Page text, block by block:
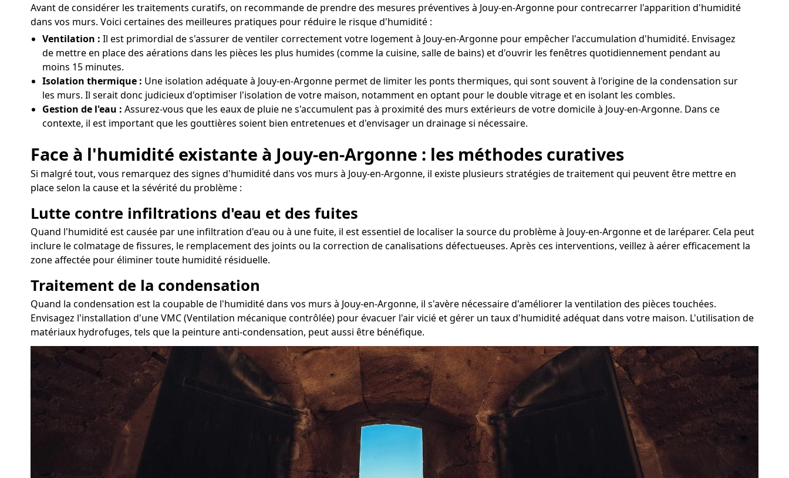
Avant de considérer les traitements curatifs, on recommande de prendre des mesures préventives à Jouy-en-Argonne pour contrecarrer l'apparition d'humidité
dans vos murs. Voici certaines des meilleures pratiques pour réduire le risque d'humidité :
Ventilation : Il est primordial de s'assurer de ventiler correctement votre logement à Jouy-en-Argonne pour empêcher l'accumulation d'humidité. Envisagez
de mettre en place des aérations dans les pièces les plus humides (comme la cuisine, salle de bains) et d'ouvrir les fenêtres quotidiennement pendant au
moins 15 minutes.
Isolation thermique : Une isolation adéquate à Jouy-en-Argonne permet de limiter les ponts thermiques, qui sont souvent à l'origine de la condensation sur
les murs. Il serait donc judicieux d'optimiser l'isolation de votre maison, notamment en optant pour le double vitrage et en isolant les combles.
Gestion de l'eau : Assurez-vous que les eaux de pluie ne s'accumulent pas à proximité des murs extérieurs de votre domicile à Jouy-en-Argonne. Dans ce
contexte, il est important que les gouttières soient bien entretenues et d'envisager un drainage si nécessaire.
Face à l'humidité existante à Jouy-en-Argonne : les méthodes curatives
Si malgré tout, vous remarquez des signes d'humidité dans vos murs à Jouy-en-Argonne, il existe plusieurs stratégies de traitement qui peuvent être mettre en
place selon la cause et la sévérité du problème :
Lutte contre infiltrations d'eau et des fuites
Quand l'humidité est causée par une infiltration d'eau ou à une fuite, il est essentiel de localiser la source du problème à Jouy-en-Argonne et de laréparer. Cela peut
inclure le colmatage de fissures, le remplacement des joints ou la correction de canalisations défectueuses. Après ces interventions, veillez à aérer efficacement la
zone affectée pour éliminer toute humidité résiduelle.
Traitement de la condensation
Quand la condensation est la coupable de l'humidité dans vos murs à Jouy-en-Argonne, il s'avère nécessaire d'améliorer la ventilation des pièces touchées.
Envisagez l'installation d'une VMC (Ventilation mécanique contrôlée) pour évacuer l'air vicié et gérer un taux d'humidité adéquat dans votre maison. L'utilisation de
matériaux hydrofuges, tels que la peinture anti-condensation, peut aussi être bénéfique.